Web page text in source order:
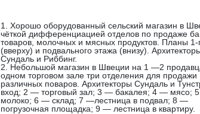
1. Хорошо оборудованный сельский магазин в
чёткой дифференциацией отделов по продаже
товаров, молочных и мясных продуктов. Планы 1-
(вверху) и подвального этажа (внизу).
Сундаль и Риббинг.
2. Небольшой магазин в Швеции на 1 —2
одном торговом зале три отделения для продажи
различных поваров. Архитекторы Сундаль и
вход; 2 — торговый зал; 3 — бакалея; 4 — мясо;
молоко; 6 — склад; 7 —лестница в подвал; 8 —
погрузочная площадка; 9 — лестница в квартиру.